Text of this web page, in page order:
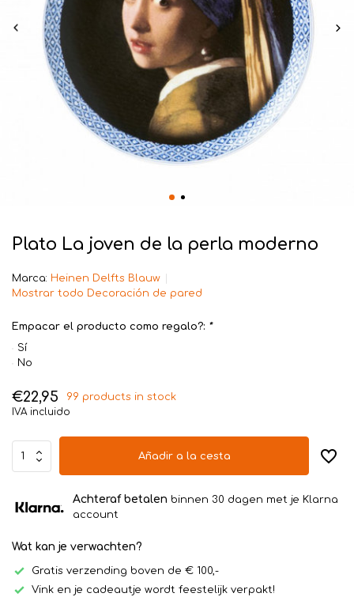
Plato La joven de la perla moderno
Marca: Heinen Delfts Blauw
Mostrar todo Decoración de pared
Empacar el producto como regalo?: *
Sí
No
€22,95
99 products in stock
IVA incluido
Añadir a la cesta
Achteraf betalen binnen 30 dagen met je Klarna
account
Wat kan je verwachten?
Gratis verzending boven de € 100,-
Vink en je cadeautje wordt feestelijk verpakt!